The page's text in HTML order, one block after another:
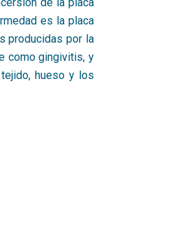
de la placa
es la placa
producidas por la
como gingivitis, y
hueso y los